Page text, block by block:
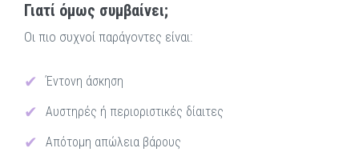
Γιατί όμως συμβαίνει;
Οι πιο συχνοί παράγοντες είναι:
Έντονη άσκηση
Αυστηρές ή περιοριστικές δίαιτες
Απότομη απώλεια βάρους